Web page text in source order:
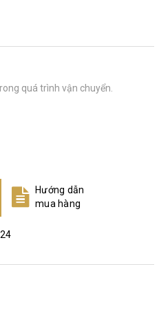
quá trình vận chuyển.
Hướng dẫn
mua hàng